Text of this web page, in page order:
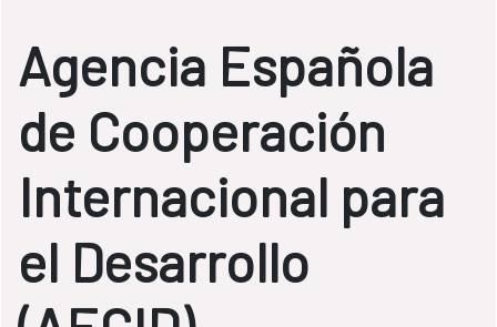
Agencia Española
de Cooperación
Internacional para
el Desarrollo